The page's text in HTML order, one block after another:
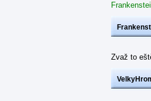
Zvaž to